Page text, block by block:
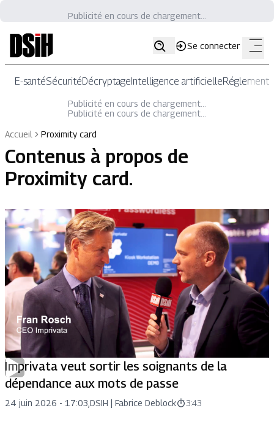
Publicité en cours de chargement...
Se connecter
E-santéSécuritéDécryptageIntelligence artificielle
Publicité en cours de chargement...
Publicité en cours de chargement...
Accueil
Proximity card
Contenus à propos de
Proximity card.
Imprivata veut sortir les soignants de la
dépendance aux mots de passe
24 juin 2026 - 17:03 DSIH | Fabrice Deblock 3:43